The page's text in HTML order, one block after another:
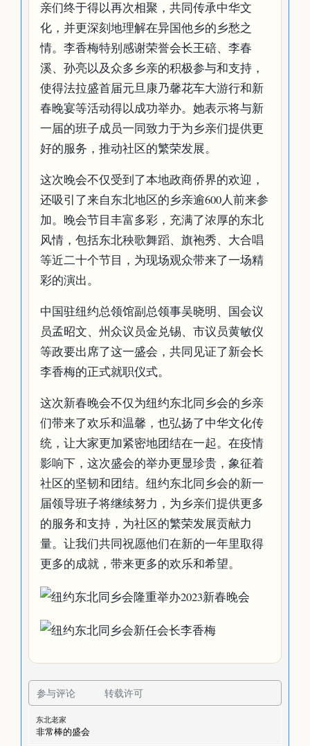
亲们终于得以再次相聚，共同传承中华文
化，并更深刻地理解在异国他乡的乡愁之
情。李香梅特别感谢荣誉会长王碚、李春
溪、孙亮以及众多乡亲的积极参与和支持，
使得法拉盛首届元旦康乃馨花车大游行和新
春晚宴等活动得以成功举办。她表示将与新
一届的班子成员一同致力于为乡亲们提供更
好的服务，推动社区的繁荣发展。
这次晚会不仅受到了本地政商侨界的欢迎，
还吸引了来自东北地区的乡亲逾600人前来参
加。晚会节目丰富多彩，充满了浓厚的东北
风情，包括东北秧歌舞蹈、旗袍秀、大合唱
等近二十个节目，为现场观众带来了一场精
彩的演出。
中国驻纽约总领馆副总领事吴晓明、国会议
员孟昭文、州众议员金兑锡、市议员黄敏仪
等政要出席了这一盛会，共同见证了新会长
李香梅的正式就职仪式。
这次新春晚会不仅为纽约东北同乡会的乡亲
们带来了欢乐和温馨，也弘扬了中华文化传
统，让大家更加紧密地团结在一起。在疫情
影响下，这次盛会的举办更显珍贵，象征着
社区的坚韧和团结。纽约东北同乡会的新一
届领导班子将继续努力，为乡亲们提供更多
的服务和支持，为社区的繁荣发展贡献力
量。让我们共同祝愿他们在新的一年里取得
更多的成就，带来更多的欢乐和希望。
参与评论 转载许可
东北老家
非常棒的盛会